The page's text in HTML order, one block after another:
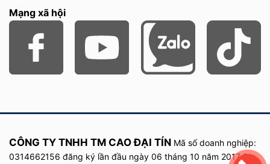
Mạng xã hội
CÔNG TY TNHH TM CAO ĐẠI TÍN Mã số doanh nghiệp:
0314662156 đăng ký lần đầu ngày 06 tháng 10 năm 2017Địa